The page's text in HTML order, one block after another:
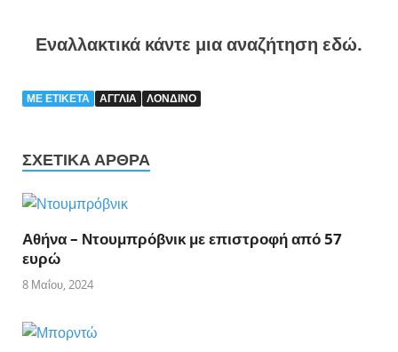
Εναλλακτικά κάντε μια αναζήτηση εδώ.
ΜΕ ΕΤΙΚΈΤΑ ΑΓΓΛΙΑ ΛΟΝΔΙΝΟ
ΣΧΕΤΙΚΆ ΆΡΘΡΑ
Αθήνα – Ντουμπρόβνικ με επιστροφή από 57
ευρώ
8 Μαΐου, 2024